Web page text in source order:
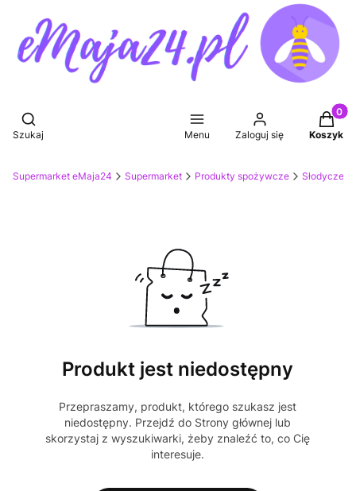
Otwórz wyszukiwarkę
Szukaj Menu Zaloguj się Koszyk
Supermarket eMaja24 Supermarket Produkty spożywcze Słodycze,
Produkt jest niedostępny
Przepraszamy, produkt, którego szukasz jest
niedostępny. Przejdź do Strony głównej lub
skorzystaj z wyszukiwarki, żeby znaleźć to, co Cię
interesuje.